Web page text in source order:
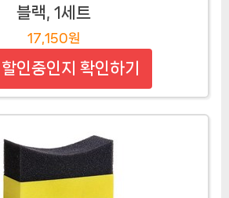
블랙, 1세트
17,150원
인중인지 확인하기